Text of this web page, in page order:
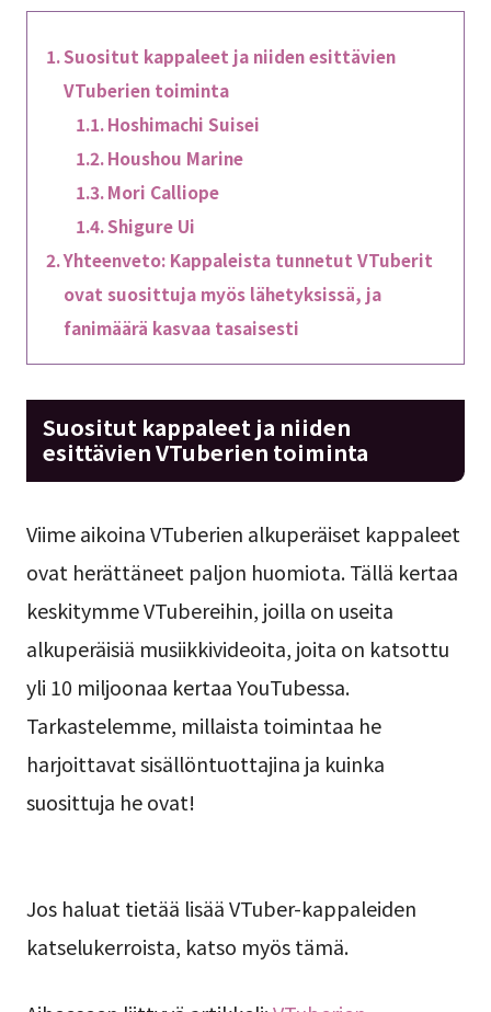
Suositut kappaleet ja niiden esittävien
VTuberien toiminta
Hoshimachi Suisei
Houshou Marine
Mori Calliope
Shigure Ui
Yhteenveto: Kappaleista tunnetut VTuberit
ovat suosittuja myös lähetyksissä, ja
fanimäärä kasvaa tasaisesti
Suositut kappaleet ja niiden
esittävien VTuberien toiminta
Viime aikoina VTuberien alkuperäiset kappaleet
ovat herättäneet paljon huomiota. Tällä kertaa
keskitymme VTubereihin, joilla on useita
alkuperäisiä musiikkivideoita, joita on katsottu
yli 10 miljoonaa kertaa YouTubessa.
Tarkastelemme, millaista toimintaa he
harjoittavat sisällöntuottajina ja kuinka
suosittuja he ovat!
Jos haluat tietää lisää VTuber-kappaleiden
katselukerroista, katso myös tämä.